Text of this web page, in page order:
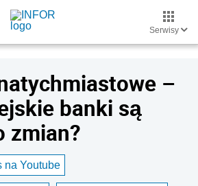
Serwisy
–
banki są
zmian?
na Youtube